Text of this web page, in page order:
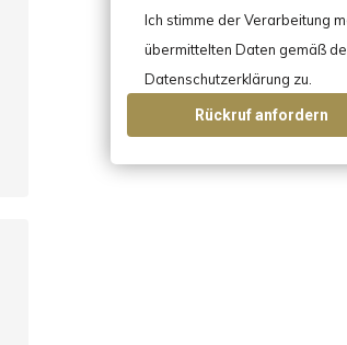
Ich stimme der Verarbeitung
übermittelten Daten gemäß
Datenschutzerklärung zu.